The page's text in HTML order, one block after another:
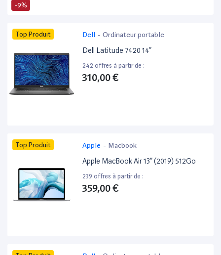
-9%
Top Produit Dell - Ordinateur portable
Dell Latitude 7420 14”
242 offres à partir de :
310,00 €
Top Produit Apple - Macbook
Apple MacBook Air 13” (2019) 512Go
239 offres à partir de :
359,00 €